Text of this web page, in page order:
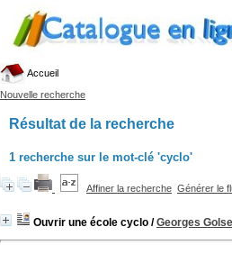
Accueil
Nouvelle recherche
Résultat de la recherche
1 recherche sur le mot-clé 'cyclo'
Affiner la recherche Générer le
Ouvrir une école cyclo /Georges Golse